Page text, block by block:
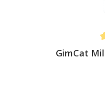
GimCat